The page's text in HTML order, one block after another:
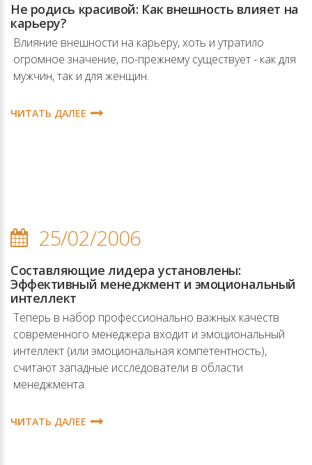
Не родись красивой: Как внешность влияет на
карьеру?
Влияние внешности на карьеру, хоть и утратило
огромное значение, по-прежнему существует - как для
мужчин, так и для женщин.
ЧИТАТЬ ДАЛЕЕ
25/02/2006
Составляющие лидера установлены:
Эффективный менеджмент и эмоциональный
интеллект
Теперь в набор профессионально важных качеств
современного менеджера входит и эмоциональный
интеллект (или эмоциональная компетентность),
считают западные исследователи в области
менеджмента.
ЧИТАТЬ ДАЛЕЕ